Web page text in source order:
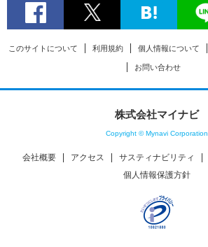
このサイトについて 利用規約 個人情報について
お問い合わせ
株式会社マイナビ
Copyright © Mynavi Corporation
会社概要 アクセス サスティナビリティ
個人情報保護方針